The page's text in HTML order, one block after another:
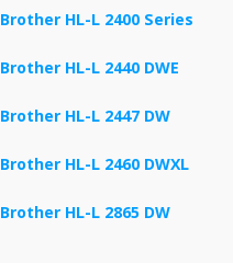
Brother HL-L 2400 Series
Brother HL-L 2440 DWE
Brother HL-L 2447 DW
Brother HL-L 2460 DWXL
Brother HL-L 2865 DW